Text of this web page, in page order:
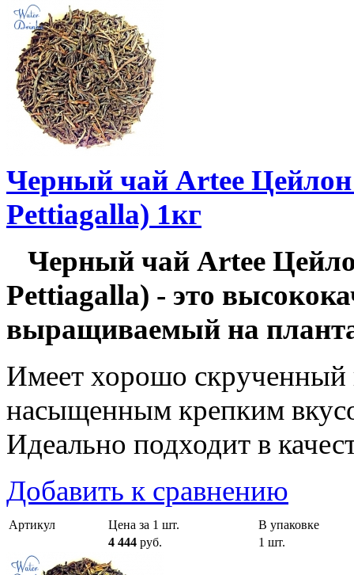
Черный чай Artee
Pettiagalla) 1кг
Черный чай Artee
Pettiagalla) - это
выращиваемый на
Имеет хорошо скрученный
насыщенным крепким
Идеально подходит в
Добавить к сравнению
Артикул Цена за 1 шт.
В упаковке
4 444 руб. 1 шт.